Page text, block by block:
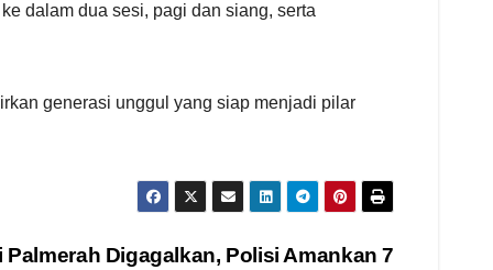
dalam dua sesi, pagi dan siang, serta
generasi unggul yang siap menjadi pilar
Digagalkan, Polisi Amankan 7